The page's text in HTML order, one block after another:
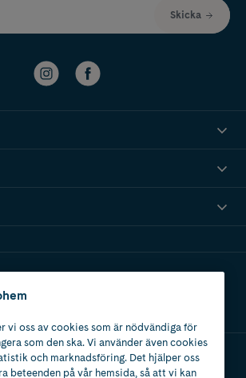
Skicka
vi oss av cookies som är nödvändiga för
som den ska. Vi använder även cookies
och marknadsföring. Det hjälper oss
beteenden på vår hemsida, så att vi kan